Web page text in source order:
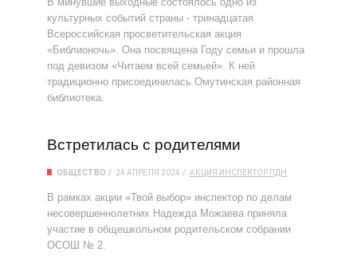
культурных событий страны - тринадцатая
Всероссийская просветительская акция
«Библионочь». Она посвящена Году семьи и прошла
под девизом «Читаем всей семьей». К ней
традиционно присоединилась Омутинская районная
библиотека.
Встретилась с родителями
ОБЩЕСТВО 24 АПРЕЛЯ 2024 АКЦИЯ ИНСПЕКТОР ПДН
В рамках акции «Твой выбор» инспектор по делам
несовершеннолетних Надежда Можаева приняла
участие в общешкольном родительском собрании
ОСОШ № 2.